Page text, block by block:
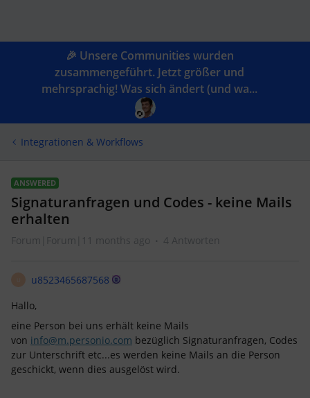
🎉 Unsere Communities wurden
zusammengeführt. Jetzt größer und
mehrsprachig! Was sich ändert (und wa...
Integrationen & Workflows
ANSWERED
Signaturanfragen und Codes - keine Mails
erhalten
Forum|Forum|11 months ago 4 Antworten
u8523465687568
Hallo,
eine Person bei uns erhält keine Mails
von info@m.personio.com bezüglich Signaturanfragen, Codes
zur Unterschrift etc...es werden keine Mails an die Person
geschickt, wenn dies ausgelöst wird.